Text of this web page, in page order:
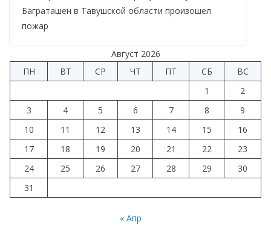
Баграташен в Тавушской области произошел
пожар
Август 2026
ПН
ВТ СР ЧТ ПТ СБ
ВС
1
2
3
4 5 6 7 8
9
10
11 12 13 14 15
16
17
18 19 20 21 22
23
24
25 26 27 28 29
30
31
« Апр